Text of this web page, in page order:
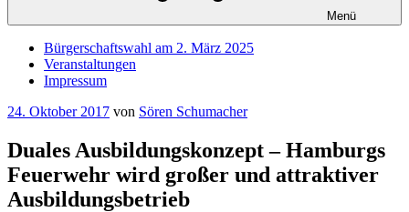
Menü
Bürgerschaftswahl am 2. März 2025
Veranstaltungen
Impressum
Veröffentlicht
24. Oktober 2017 von Sören Schumacher
Duales Ausbildungskonzept – Hamburgs
Feuerwehr wird großer und attraktiver
Ausbildungsbetrieb